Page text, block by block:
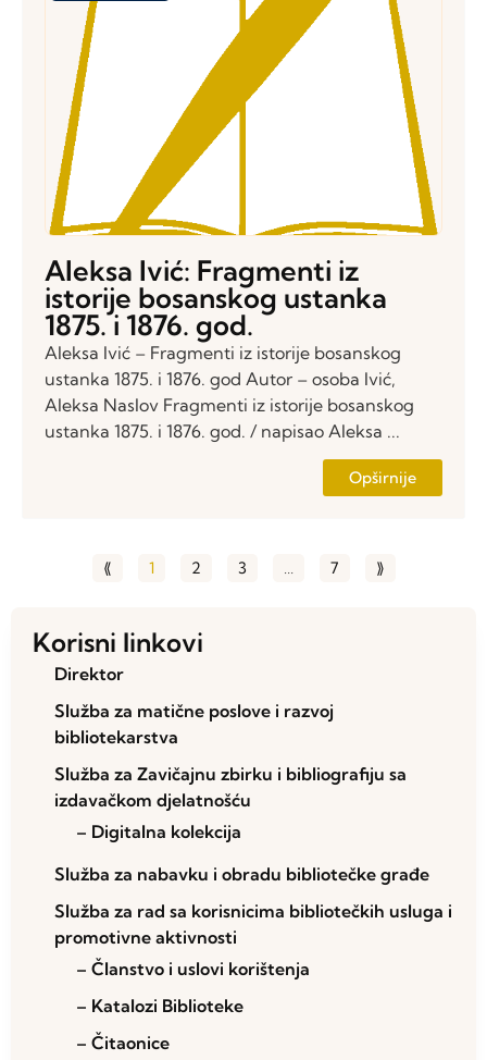
Aleksa Ivić: Fragmenti iz
istorije bosanskog ustanka
1875. i 1876. god.
Aleksa Ivić – Fragmenti iz istorije bosanskog
ustanka 1875. i 1876. god Autor – osoba Ivić,
Aleksa Naslov Fragmenti iz istorije bosanskog
ustanka 1875. i 1876. god. / napisao Aleksa ...
Opširnije
⟪ 1 2 3 … 7 ⟫
Korisni linkovi
Direktor
Služba za matične poslove i razvoj
bibliotekarstva
Služba za Zavičajnu zbirku i bibliografiju sa
izdavačkom djelatnošću
– Digitalna kolekcija
Služba za nabavku i obradu bibliotečke građe
Služba za rad sa korisnicima bibliotečkih usluga i
promotivne aktivnosti
– Članstvo i uslovi korištenja
– Katalozi Biblioteke
– Čitaonice